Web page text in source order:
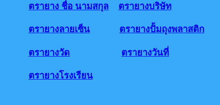
ตรายาง ชื่อ นามสกุล ตรายางบริษัท
ตรายางลายเซ็น ตรายางปั้มถุงพลาสติก
ตรายางวัด ตรายางวันที่
ตรายางโรงเรียน